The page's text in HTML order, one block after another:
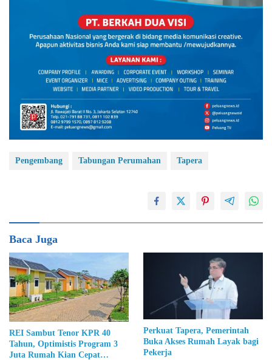
Pengembang Tabungan Perumahan Tapera
Baca Juga
REI Sambut Tenor KPR 40
Tahun, Optimistis Program 3
Juta Rumah Kian Cepat
Perkuat Tapera, Pemerintah
Buka Akses Rumah Layak bagi
Pekerja